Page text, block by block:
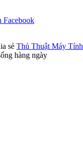
Facebook
sẻ Thủ Thuật Máy Tính
hàng ngày